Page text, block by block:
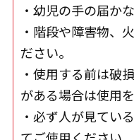
・幼児の手の届か
・階段や障害物、
ださい。
・使用する前は破
がある場合は使用
・必ず人が見てい